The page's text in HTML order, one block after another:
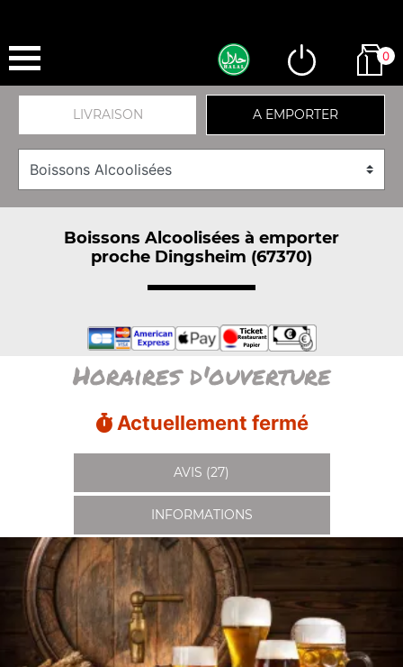
0
LIVRAISON A EMPORTER
Boissons Alcoolisées à emporter
proche Dingsheim (67370)
Horaires d'ouverture
Actuellement fermé
AVIS (27)
INFORMATIONS